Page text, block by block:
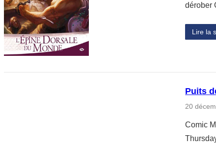
dérober
Lire la
Puits
20
Comic